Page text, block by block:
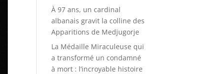
À 97 ans, un cardinal
albanais gravit la colline des
Apparitions de Medjugorje
La Médaille Miraculeuse qui
a transformé un condamné
à mort : l’incroyable histoire